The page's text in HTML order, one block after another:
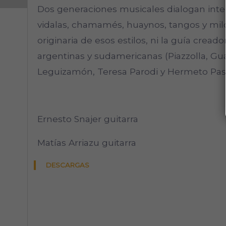
Dos generaciones musicales dialogan
vidalas, chamamés, huaynos, tangos y
originaria de esos estilos, ni la guía
argentinas y sudamericanas (Piazzolla,
Leguizamón, Teresa Parodi y Hermeto
Ernesto Snajer guitarra
Matías Arriazu guitarra
DESCARGAS